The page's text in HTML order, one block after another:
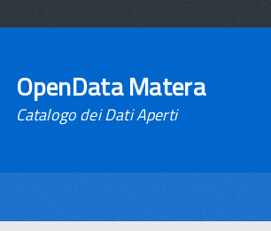
OpenData Matera
Catalogo dei Dati Aperti